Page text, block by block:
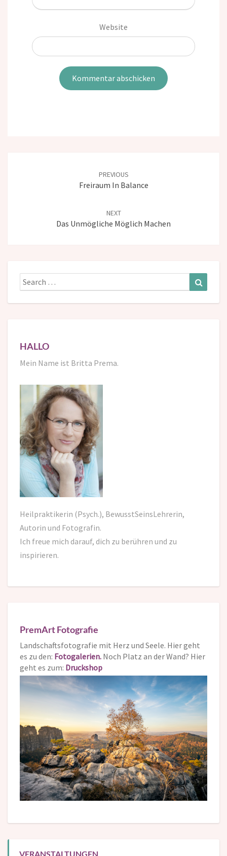
Website
PREVIOUS
Freiraum In Balance
NEXT
Das Unmögliche Möglich Machen
Search
for:
HALLO
Mein Name ist Britta Prema.
Heilpraktikerin (Psych.), BewusstSeinsLehrerin,
Autorin und Fotografin.
Ich freue mich darauf, dich zu berühren und zu
inspirieren.
PremArt Fotografie
Landschaftsfotografie mit Herz und Seele. Hier geht
es zu den: Fotogalerien. Noch Platz an der Wand? Hier
geht es zum: Druckshop
VERANSTALTUNGEN